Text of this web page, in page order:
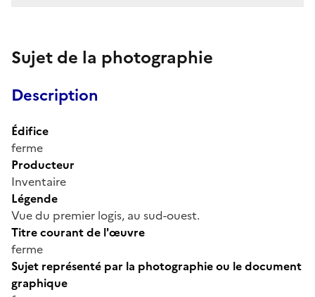
Sujet de la photographie
Description
Édifice
ferme
Producteur
Inventaire
Légende
Vue du premier logis, au sud-ouest.
Titre courant de l'œuvre
ferme
Sujet représenté par la photographie ou le document
graphique